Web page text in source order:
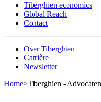
Tiberghien economics
Global Reach
Contact
Over Tiberghien
Carrière
Newsletter
Home>Tiberghien - Advocaten